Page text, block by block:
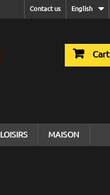
English
Contact us
Cart
LOISIRS MAISON